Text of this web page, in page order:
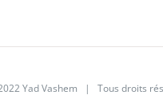
Yad Vashem | Tous droits